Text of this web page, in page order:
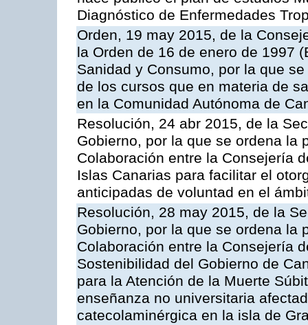
Diagnóstico de Enfermedades
Orden, 19 may 2015, de la
la Orden de 16 de enero de 1997
Sanidad y Consumo, por la que
de los cursos que en materia de
en la Comunidad Autónoma de
Resolución, 24 abr 2015, de la
Gobierno, por la que se ordena la
Colaboración entre la Consejería
Islas Canarias para facilitar el
anticipadas de voluntad en el
Resolución, 28 may 2015, de la
Gobierno, por la que se ordena la
Colaboración entre la Consejería
Sostenibilidad del Gobierno de
para la Atención de la Muerte
enseñanza no universitaria
catecolaminérgica en la isla de